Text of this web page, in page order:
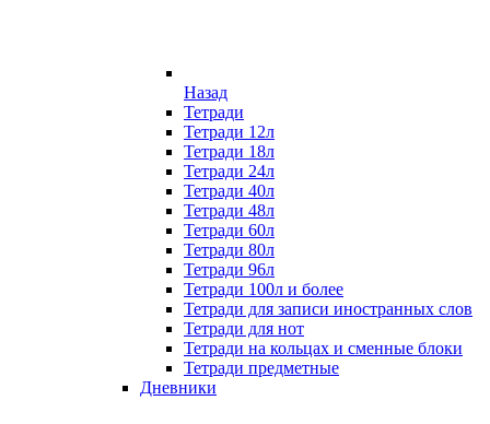
Назад
Тетради
Тетради 12л
Тетради 18л
Тетради 24л
Тетради 40л
Тетради 48л
Тетради 60л
Тетради 80л
Тетради 96л
Тетради 100л и более
Тетради для записи иностранных слов
Тетради для нот
Тетради на кольцах и сменные блоки
Тетради предметные
Дневники